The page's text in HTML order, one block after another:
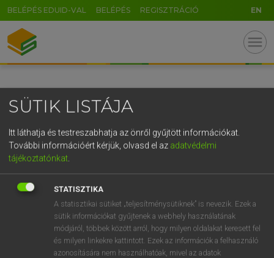
BELÉPÉS EDUID-VAL BELÉPÉS REGISZTRÁCIÓ EN
menu
SÜTIK LISTÁJA
Itt láthatja és testreszabhatja az önről gyűjtött információkat.
További információért kérjük, olvasd el az adatvédelmi
tájékoztatónkat
STATISZTIKA
A statisztikai sütiket „teljesítménysütiknek” is nevezik. Ezek a
sütik információkat gyűjtenek a webhely használatának
módjáról, többek között arról, hogy milyen oldalakat keresett fel
és milyen linkekre kattintott. Ezek az információk a felhasználó
azonosítására nem használhatóak, mivel az adatok
GR
5
g h k l
v b n m , . - AltGr